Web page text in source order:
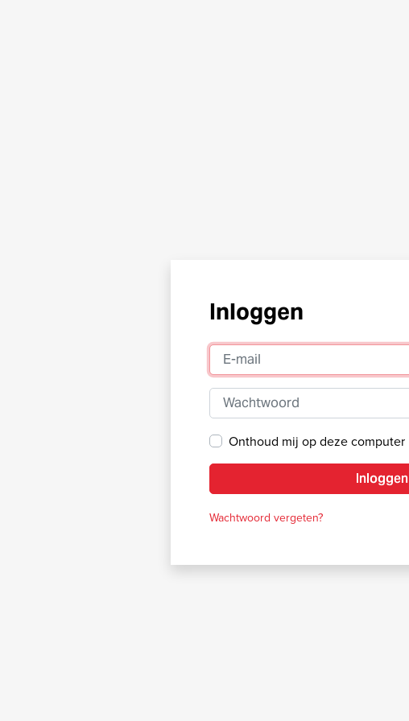
Inloggen
E-mail
Wachtwoord
Onthoud mij op deze computer
Inloggen
Wachtwoord vergeten?